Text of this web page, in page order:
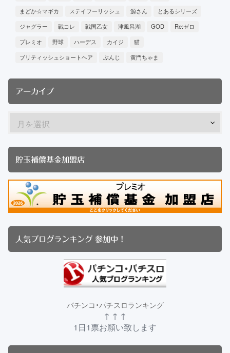
まどか☆マギカ
ステイフーリッシュ 源さん
とあるシリーズ
ジャグラー
戦コレ 戦国乙女 津風呂湖 GOD
Re:ゼロ
プレミオ
野球 ハーデス カイジ
猫
ブリティッシュショートヘア
ぶんじ 黄門ちゃま
アーカイブ
貯玉補償基金加盟店
人気ブログランキング 参加中！
パチンコ・パチスロランキング
↑ ↑ ↑
1日1票お願い致します